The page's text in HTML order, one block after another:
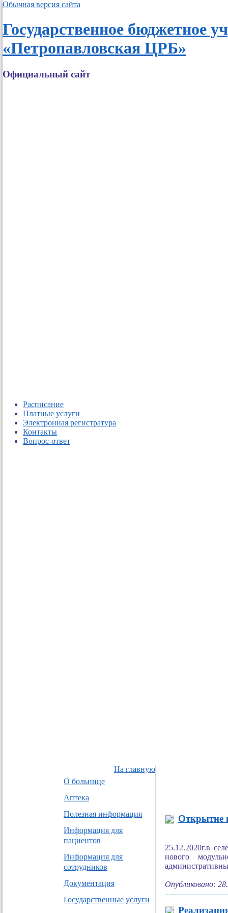
Обычная версия сайта
Государственное бюджетное
«Петропавловская ЦРБ»
Официальный сайт
Расписание
Платные услуги
Электронная регистратура
Контакты
Вопрос-ответ
На главную
О больнице
Аптека
Полезная информация
Информация для
пациентов
Информация для
сотрудников
Документация
Государственные услуги
Открытие
25.12.2020г.в
нового
Опубликовано: